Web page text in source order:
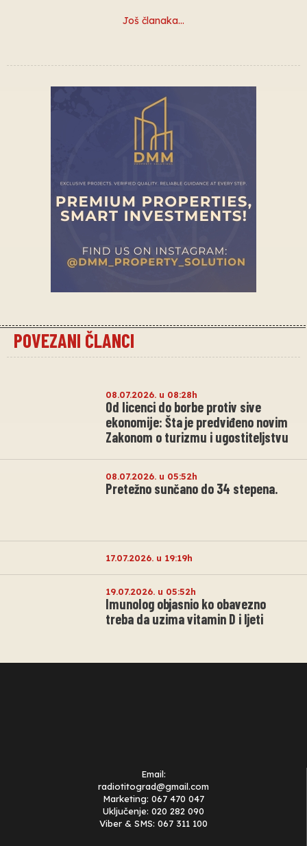
Još članaka…
POVEZANI ČLANCI
08.07.2026. u 08:28h
Od licenci do borbe protiv sive
ekonomije: Šta je predviđeno novim
Zakonom o turizmu i ugostiteljstvu
08.07.2026. u 05:52h
Pretežno sunčano do 34 stepena.
17.07.2026. u 19:19h
19.07.2026. u 05:52h
Imunolog objasnio ko obavezno
treba da uzima vitamin D i ljeti
Email:
radiotitograd@gmail.com
Marketing: 067 470 047
Uključenje: 020 282 090
Viber & SMS: 067 311 100